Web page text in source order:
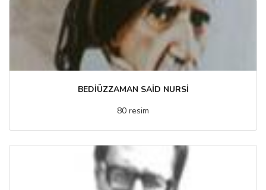
BEDİÜZZAMAN SAİD NURSİ
80 resim